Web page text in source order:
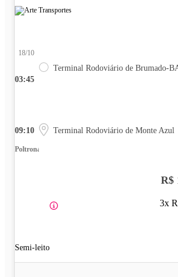
03:45
18/10
Terminal Rodoviário de Brumado-
09:10 Terminal Rodoviário de Monte Azul
Poltrona
Semi-leito
R$
3x